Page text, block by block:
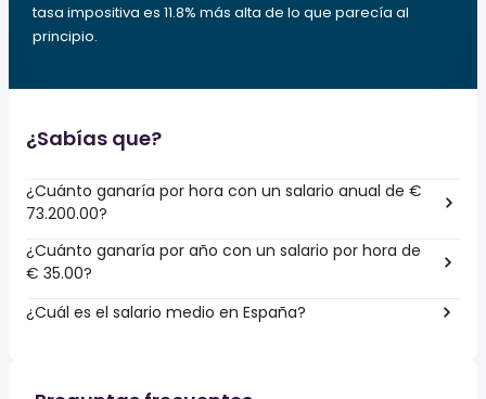
tasa impositiva es 11.8% más alta de lo que parecía al
principio.
¿Sabías que?
¿Cuánto ganaría por hora con un salario anual de €
73.200.00?
¿Cuánto ganaría por año con un salario por hora de
€ 35.00?
¿Cuál es el salario medio en España?